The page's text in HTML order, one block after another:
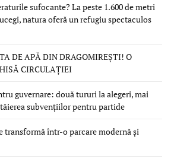
sufocante? La peste 1.600 de metri
natura oferă un refugiu spectaculos
DE APĂ DIN DRAGOMIREȘTI! O
CIRCULAȚIEI
guvernare: două tururi la alegeri, mai
subvențiilor pentru partide
transformă într-o parcare modernă și